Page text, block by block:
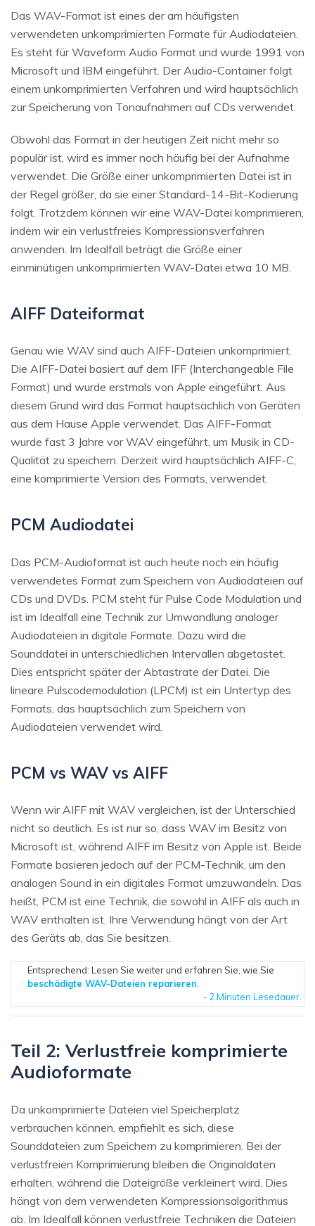
Das WAV-Format ist eines der am häufigsten
verwendeten unkomprimierten Formate für Audiodateien.
Es steht für Waveform Audio Format und wurde 1991 von
Microsoft und IBM eingeführt. Der Audio-Container folgt
einem unkomprimierten Verfahren und wird hauptsächlich
zur Speicherung von Tonaufnahmen auf CDs verwendet.
Obwohl das Format in der heutigen Zeit nicht mehr so
populär ist, wird es immer noch häufig bei der Aufnahme
verwendet. Die Größe einer unkomprimierten Datei ist in
der Regel größer, da sie einer Standard-14-Bit-Kodierung
folgt. Trotzdem können wir eine WAV-Datei komprimieren,
indem wir ein verlustfreies Kompressionsverfahren
anwenden. Im Idealfall beträgt die Größe einer
einminütigen unkomprimierten WAV-Datei etwa 10 MB.
AIFF Dateiformat
Genau wie WAV sind auch AIFF-Dateien unkomprimiert.
Die AIFF-Datei basiert auf dem IFF (Interchangeable File
Format) und wurde erstmals von Apple eingeführt. Aus
diesem Grund wird das Format hauptsächlich von Geräten
aus dem Hause Apple verwendet. Das AIFF-Format
wurde fast 3 Jahre vor WAV eingeführt, um Musik in CD-
Qualität zu speichern. Derzeit wird hauptsächlich AIFF-C,
eine komprimierte Version des Formats, verwendet.
PCM Audiodatei
Das PCM-Audioformat ist auch heute noch ein häufig
verwendetes Format zum Speichern von Audiodateien auf
CDs und DVDs. PCM steht für Pulse Code Modulation und
ist im Idealfall eine Technik zur Umwandlung analoger
Audiodateien in digitale Formate. Dazu wird die
Sounddatei in unterschiedlichen Intervallen abgetastet.
Dies entspricht später der Abtastrate der Datei. Die
lineare Pulscodemodulation (LPCM) ist ein Untertyp des
Formats, das hauptsächlich zum Speichern von
Audiodateien verwendet wird.
PCM vs WAV vs AIFF
Wenn wir AIFF mit WAV vergleichen, ist der Unterschied
nicht so deutlich. Es ist nur so, dass WAV im Besitz von
Microsoft ist, während AIFF im Besitz von Apple ist. Beide
Formate basieren jedoch auf der PCM-Technik, um den
analogen Sound in ein digitales Format umzuwandeln. Das
heißt, PCM ist eine Technik, die sowohl in AIFF als auch in
WAV enthalten ist. Ihre Verwendung hängt von der Art
des Geräts ab, das Sie besitzen.
Entsprechend: Lesen Sie weiter und erfahren Sie, wie Sie
beschädigte WAV-Dateien reparieren
- 2 Minuten Lesedauer.
Teil 2: Verlustfreie komprimierte
Audioformate
Da unkomprimierte Dateien viel Speicherplatz
verbrauchen können, empfiehlt es sich, diese
Sounddateien zum Speichern zu komprimieren. Bei der
verlustfreien Komprimierung bleiben die Originaldaten
erhalten, während die Dateigröße verkleinert wird. Dies
hängt von dem verwendeten Kompressionsalgorithmus
ab. Im Idealfall können verlustfreie Techniken die Dateien